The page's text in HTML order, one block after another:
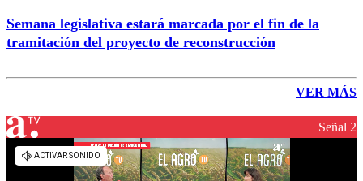
Semana legislativa estará marcada por el fin de la
tramitación del proyecto de reconstrucción
VER MÁS
Señal 2